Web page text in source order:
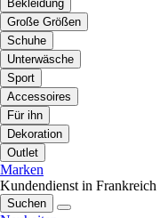
Bekleidung
Große Größen
Schuhe
Unterwäsche
Sport
Accessoires
Für ihn
Dekoration
Outlet
Marken
Kundendienst in Frankreich
Suchen